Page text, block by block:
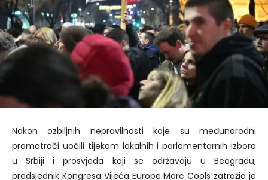
Nakon ozbiljnih nepravilnosti koje su međunarodni
promatrači uočili tijekom lokalnih i parlamentarnih izbora
u Srbiji i prosvjeda koji se održavaju u Beogradu,
predsjednik Kongresa Vijeća Europe Marc Cools zatražio je